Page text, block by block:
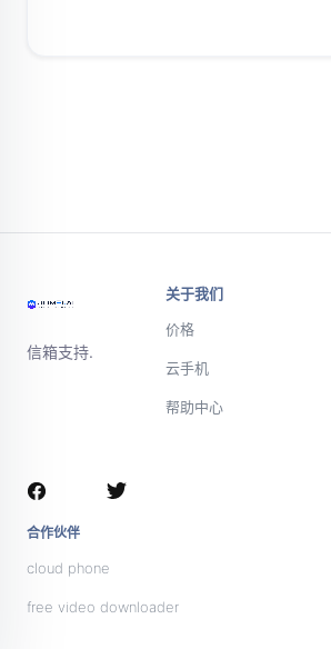
信箱支持.
关于我们
价格
云手机
帮助中心
合作伙伴
cloud phone
free video downloader